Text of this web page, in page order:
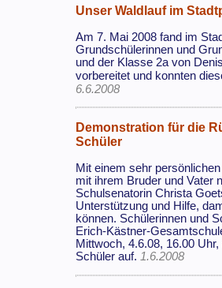
Unser Waldlauf im
Am 7. Mai 2008 fand im
Grundschülerinnen und
und der Klasse 2a von
vorbereitet und konnten
6.6.2008
Demonstration für die
Schüler
Mit einem sehr
mit ihrem Bruder und Vater
Schulsenatorin Christa
Unterstützung und Hilfe,
können. Schülerinnen und
Erich-Kästner-
Mittwoch, 4.6.08, 16.00
Schüler auf.1.6.2008